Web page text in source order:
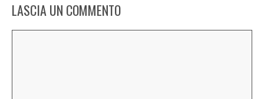
LASCIA UN COMMENTO